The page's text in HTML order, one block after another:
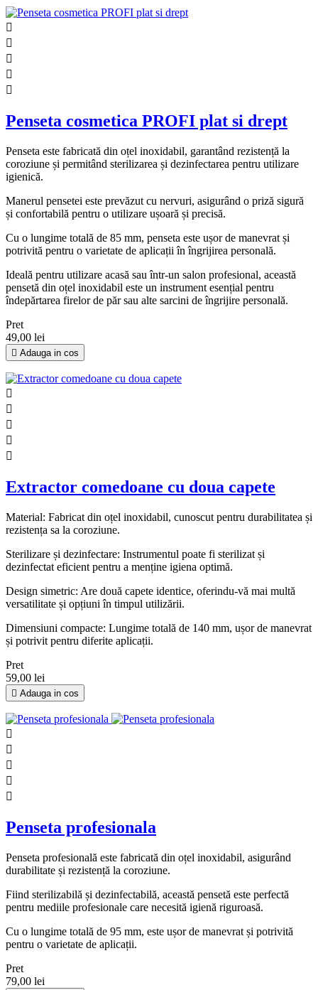





Penseta cosmetica PROFI plat si drept
Penseta este fabricată din oțel inoxidabil, garantând rezistență la
coroziune și permitând sterilizarea și dezinfectarea pentru utilizare
igienică.
Manerul pensetei este prevăzut cu nervuri, asigurând o priză sigură
și confortabilă pentru o utilizare ușoară și precisă.
Cu o lungime totală de 85 mm, penseta este ușor de manevrat și
potrivită pentru o varietate de aplicații în îngrijirea personală.
Ideală pentru utilizare acasă sau într-un salon profesional, această
pensetă din oțel inoxidabil este un instrument esențial pentru
îndepărtarea firelor de păr sau alte sarcini de îngrijire personală.
Pret
49,00 lei
 Adauga in cos





Extractor comedoane cu doua capete
Material: Fabricat din oțel inoxidabil, cunoscut pentru durabilitatea și
rezistența sa la coroziune.
Sterilizare și dezinfectare: Instrumentul poate fi sterilizat și
dezinfectat eficient pentru a menține igiena optimă.
Design simetric: Are două capete identice, oferindu-vă mai multă
versatilitate și opțiuni în timpul utilizării.
Dimensiuni compacte: Lungime totală de 140 mm, ușor de manevrat
și potrivit pentru diferite aplicații.
Pret
59,00 lei
 Adauga in cos





Penseta profesionala
Penseta profesională este fabricată din oțel inoxidabil, asigurând
durabilitate și rezistență la coroziune.
Fiind sterilizabilă și dezinfectabilă, această pensetă este perfectă
pentru mediile profesionale care necesită igienă riguroasă.
Cu o lungime totală de 95 mm, este ușor de manevrat și potrivită
pentru o varietate de aplicații.
Pret
79,00 lei